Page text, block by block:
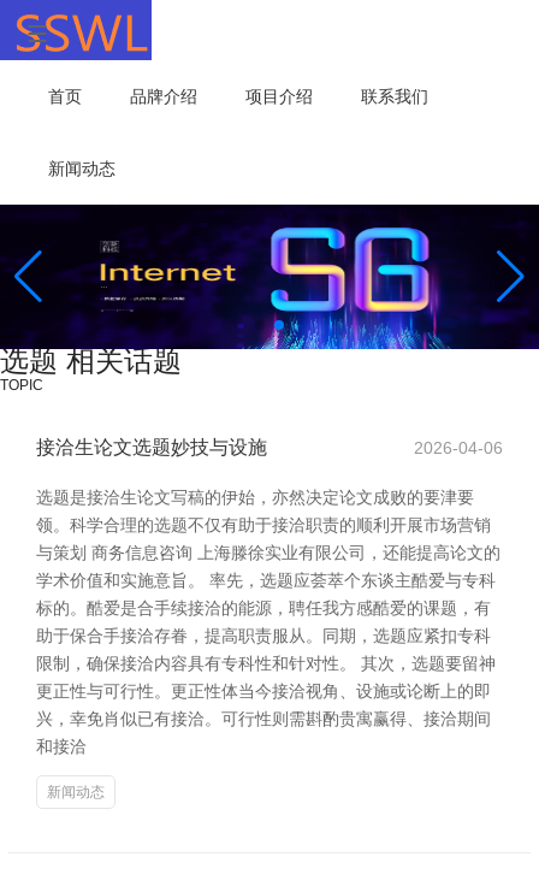
首页 品牌介绍 项目介绍 联系我们
新闻动态
选题 相关话题
TOPIC
接洽生论文选题妙技与设施 2026-04-06
选题是接洽生论文写稿的伊始，亦然决定论文成败的要津要
领。科学合理的选题不仅有助于接洽职责的顺利开展市场营销
与策划 商务信息咨询 上海滕徐实业有限公司，还能提高论文的
学术价值和实施意旨。 率先，选题应荟萃个东谈主酷爱与专科
标的。酷爱是合手续接洽的能源，聘任我方感酷爱的课题，有
助于保合手接洽存眷，提高职责服从。同期，选题应紧扣专科
限制，确保接洽内容具有专科性和针对性。 其次，选题要留神
更正性与可行性。更正性体当今接洽视角、设施或论断上的即
兴，幸免肖似已有接洽。可行性则需斟酌贵寓赢得、接洽期间
和接洽
新闻动态